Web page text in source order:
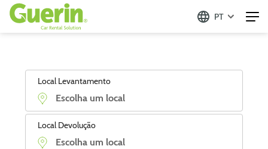
PT
Local Levantamento
Local Devolução